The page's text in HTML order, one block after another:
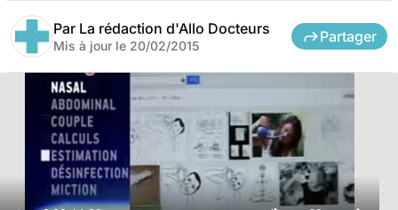
Par La rédaction d'Allo Docteurs
Mis à jour le 20/02/2015
Partager